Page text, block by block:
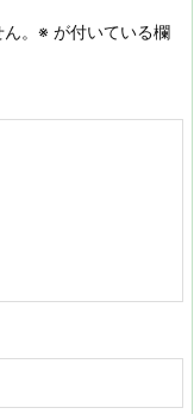
。 ※ が付いている欄